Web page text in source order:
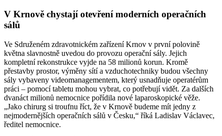
V Krnově chystají otevření moderních operačních
sálů
Ve Sdruženém zdravotnickém zařízení Krnov v první polovině
května slavnostně uvedou do provozu operační sály. Jejich
kompletní rekonstrukce vyjde na 58 milionů korun. Kromě
přestavby prostor, výměny sítí a vzduchotechniky budou všechny
sály vybaveny videomanagementem, který usnadňuje operatérům
práci ‒ pomocí tabletu mohou vybrat, co potřebují vidět. Za dalších
dvanáct milionů nemocnice pořídila nové laparoskopické věže.
„Jako chirurg si troufnu říct, že v Krnově budeme mít jedny z
nejmodernějších operačních sálů v Česku,“ říká Ladislav Václavec,
ředitel nemocnice.